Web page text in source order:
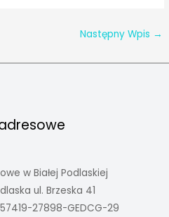
Następny Wpis →
w Białej Podlaskiej
ul. Brzeska 41
27898-GEDCG-29